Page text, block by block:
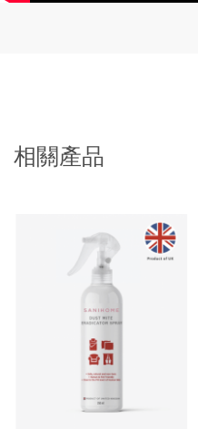
相關產品